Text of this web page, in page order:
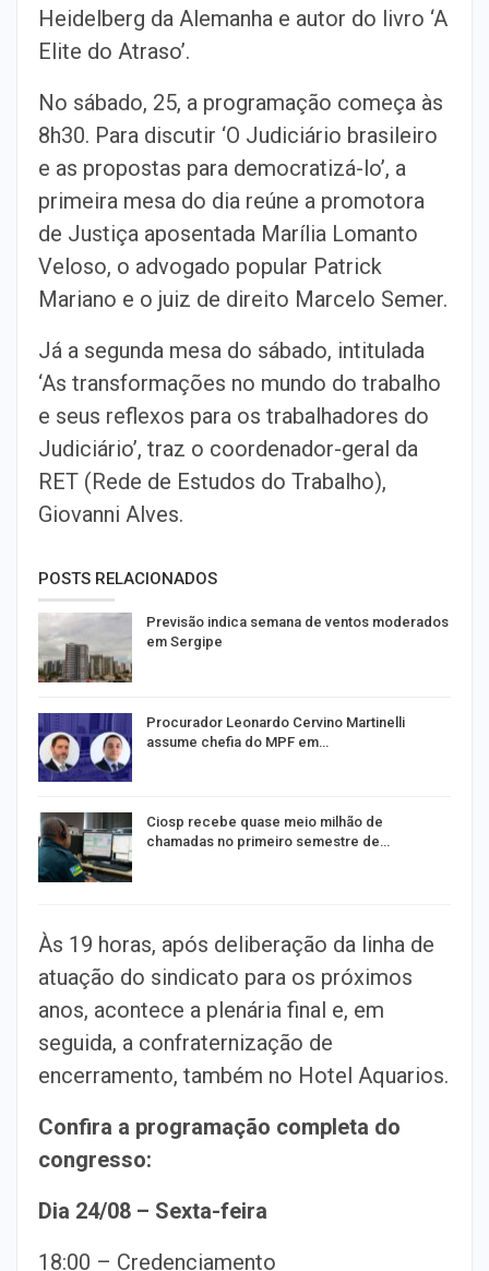
Heidelberg da Alemanha e autor do livro ‘A
Elite do Atraso’.
No sábado, 25, a programação começa às
8h30. Para discutir ‘O Judiciário brasileiro
e as propostas para democratizá-lo’, a
primeira mesa do dia reúne a promotora
de Justiça aposentada Marília Lomanto
Veloso, o advogado popular Patrick
Mariano e o juiz de direito Marcelo Semer.
Já a segunda mesa do sábado, intitulada
‘As transformações no mundo do trabalho
e seus reflexos para os trabalhadores do
Judiciário’, traz o coordenador-geral da
RET (Rede de Estudos do Trabalho),
Giovanni Alves.
POSTS RELACIONADOS
Previsão indica semana de ventos moderados
em Sergipe
Procurador Leonardo Cervino Martinelli
assume chefia do MPF em…
Ciosp recebe quase meio milhão de
chamadas no primeiro semestre de…
Às 19 horas, após deliberação da linha de
atuação do sindicato para os próximos
anos, acontece a plenária final e, em
seguida, a confraternização de
encerramento, também no Hotel Aquarios.
Confira a programação completa do
congresso:
Dia 24/08 – Sexta-feira
18:00 – Credenciamento